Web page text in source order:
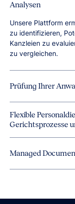
Analysen
Unsere Plattform
zu identifizieren,
Kanzleien zu
zu vergleichen.
Prüfung Ihrer
Flexible
Gerichtsprozesse
Managed